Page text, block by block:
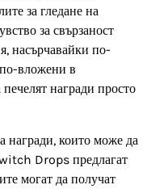
за гледане на
за свързаност
насърчавайки по-
по-вложени в
награди просто
награди, които може да
Drops предлагат
могат да получат